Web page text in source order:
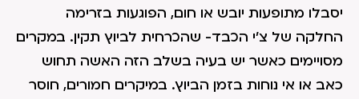
יסבלו מתופעות יובש או חום, הפוגעות בזרימה
החלקה של צ'י הכבד- שהכרחית לביוץ תקין. במקרים
מסויימים כאשר יש בעיה בשלב הזה האשה תחוש
כאב או אי נוחות בזמן הביוץ. במיקרים חמורים, חוסר